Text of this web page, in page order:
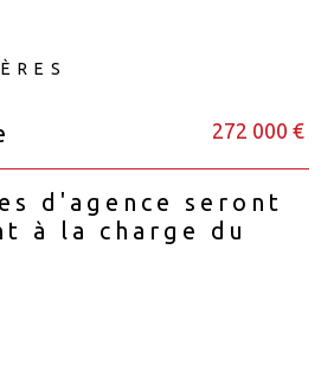
272 000 €
d'agence seront
à la charge du